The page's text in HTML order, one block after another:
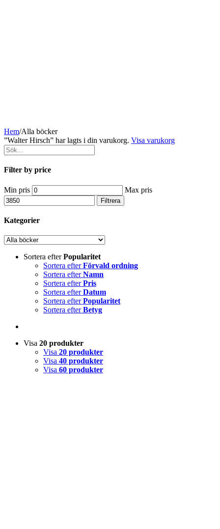
Hem/Alla böcker
”Walter Hirsch” har lagts i din varukorg. Visa varukorg
Filter by price
Min pris Max pris
Filtrera
Kategorier
Sortera efterPopularitet
Sortera efterFörvald ordning
Sortera efterNamn
Sortera efterPris
Sortera efterDatum
Sortera efterPopularitet
Sortera efterBetyg
Visa 20 produkter
Visa 20 produkter
Visa 40 produkter
Visa 60 produkter